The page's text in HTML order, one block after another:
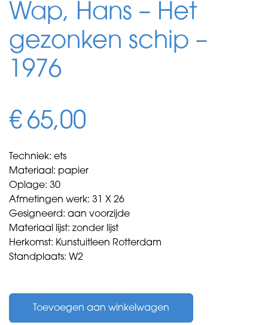
Wap, Hans – Het
gezonken schip –
1976
€ 65,00
Techniek: ets
Materiaal: papier
Oplage: 30
Afmetingen werk: 31 X 26
Gesigneerd: aan voorzijde
Materiaal lijst: zonder lijst
Herkomst: Kunstuitleen Rotterdam
Standplaats: W2
Hans
Toevoegen aan winkelwagen